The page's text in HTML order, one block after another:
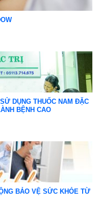
DỤNG THUỐC NAM ĐẶC
BỆNH CAO
BẢO VỆ SỨC KHỎE TỪ